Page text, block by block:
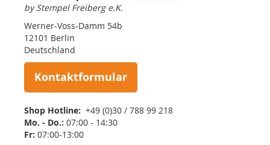
by Stempel Freiberg e.K.
Werner-Voss-Damm 54b
12101 Berlin
Deutschland
Kontaktformular
Shop Hotline: +49 (0)30 / 788 99 218
Mo. - Do.: 07:00 - 14:30
Fr: 07:00-13:00